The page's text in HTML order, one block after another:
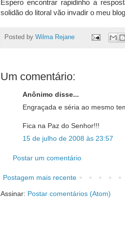
Espero encontrar rapidinho a
solidão do litoral vão invadir o meu
Posted by Wilma Rejane
Um comentário:
Anônimo disse...
Engraçada e séria ao mesmo
Fica na Paz do Senhor!!!
15 de julho de 2008 às 23:57
Postar um comentário
Postagem mais recente
Assinar: Postar comentários (Atom)